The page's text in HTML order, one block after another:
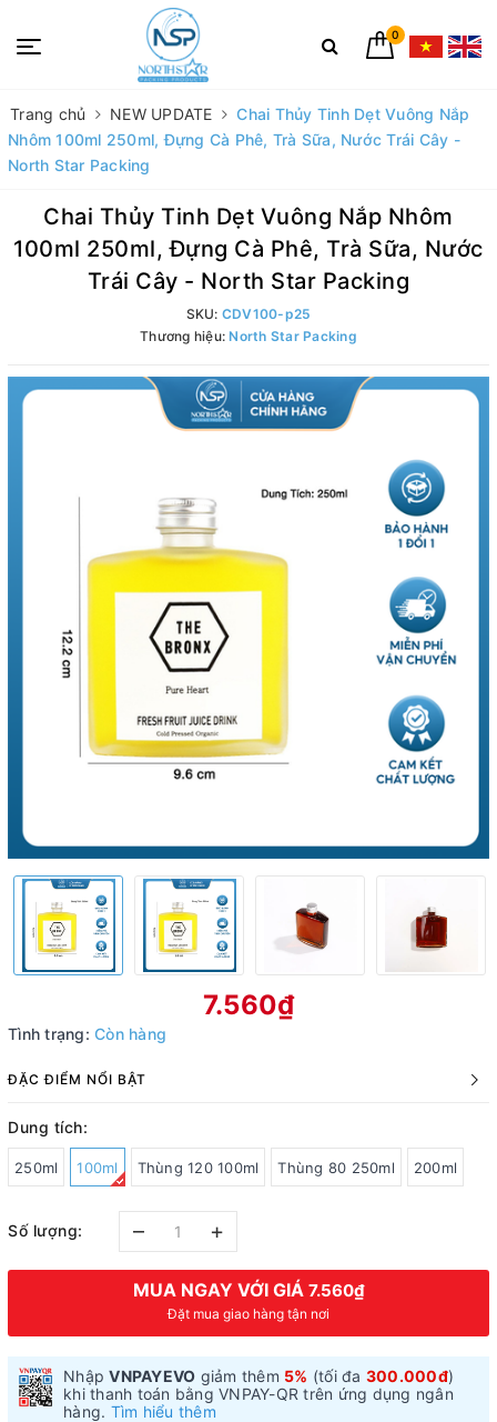
0
Trang chủ NEW UPDATE
Chai Thủy Tinh Dẹt Vuông Nắp
Nhôm 100ml 250ml, Đựng Cà Phê, Trà Sữa, Nước Trái Cây -
North Star Packing
Chai Thủy Tinh Dẹt Vuông Nắp Nhôm
100ml 250ml, Đựng Cà Phê, Trà Sữa, Nước
Trái Cây - North Star Packing
SKU: CDV100-p25
Thương hiệu:North Star Packing
7.560₫
Tình trạng: Còn hàng
ĐẶC ĐIỂM NỔI BẬT
Dung tích:
250ml 100ml Thùng 120 100ml Thùng 80 250ml 200ml
Số lượng: – +
MUA NGAY VỚI GIÁ 7.560₫
Đặt mua giao hàng tận nơi
NhậpVNPAYEVO giảm thêm 5% (tối đa 300.000đ)
khi thanh toán bằng VNPAY-QR trên ứng dụng ngân
hàng. Tìm hiểu thêm